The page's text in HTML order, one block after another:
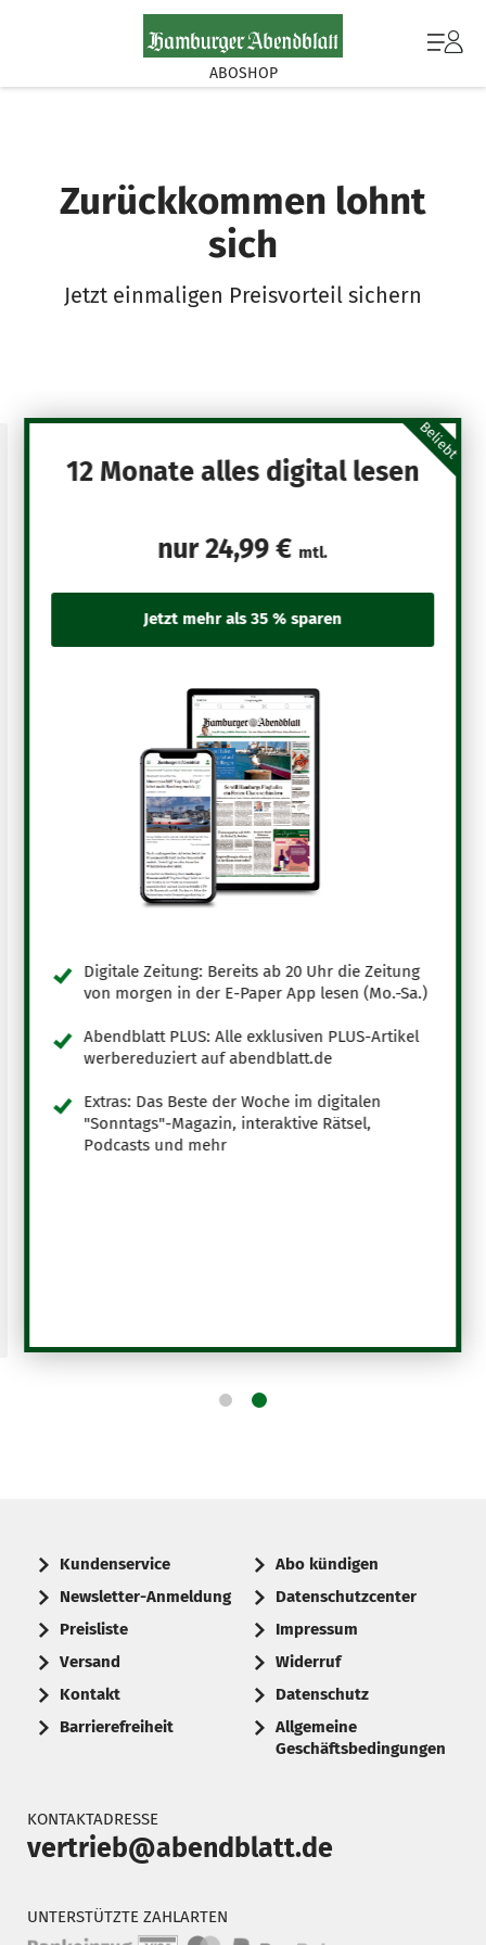
ABOSHOP
Zurückkommen lohnt
sich
Jetzt einmaligen Preisvorteil sichern
Beliebt
12 Monate alles digital lesen
nur24,99 € mtl.
Digitale Zeitung: Bereits ab 20 Uhr die Zeitung
von morgen in der E-Paper App lesen (Mo.-Sa.)
Abendblatt PLUS: Alle exklusiven PLUS-Artikel
werbereduziert auf abendblatt.de
Extras: Das Beste der Woche im digitalen
"Sonntags"-Magazin, interaktive Rätsel,
Podcasts und mehr
Kundenservice
Newsletter-Anmeldung
Preisliste
Versand
Kontakt
Barrierefreiheit
Abo kündigen
Datenschutzcenter
Impressum
Widerruf
Datenschutz
Allgemeine
Geschäftsbedingungen
KONTAKTADRESSE
vertrieb@abendblatt.de
UNTERSTÜTZTE ZAHLARTEN